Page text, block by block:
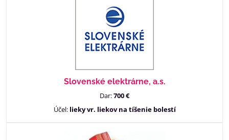
Slovenské elektrárne, a.s.
Dar:700 €
Účel: lieky vr. liekov na tíšenie bolestí